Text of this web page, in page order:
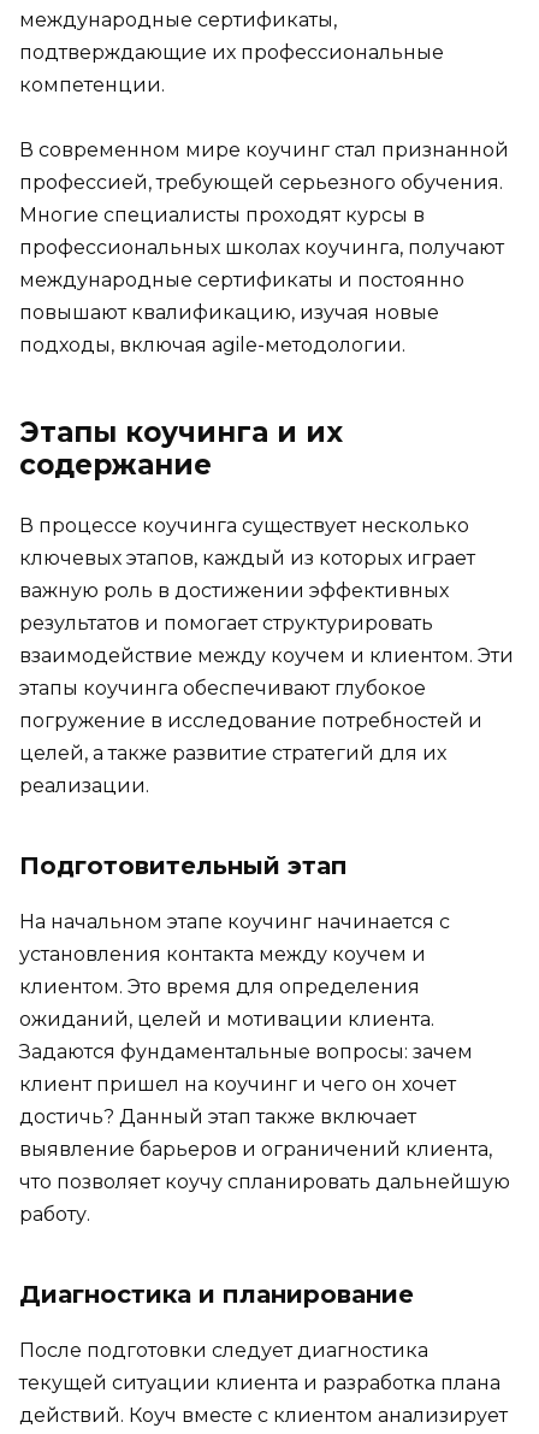
международные сертификаты,
подтверждающие их профессиональные
компетенции.
В современном мире коучинг стал признанной
профессией, требующей серьезного обучения.
Многие специалисты проходят курсы в
профессиональных школах коучинга, получают
международные сертификаты и постоянно
повышают квалификацию, изучая новые
подходы, включая agile-методологии.
Этапы коучинга и их
содержание
В процессе коучинга существует несколько
ключевых этапов, каждый из которых играет
важную роль в достижении эффективных
результатов и помогает структурировать
взаимодействие между коучем и клиентом. Эти
этапы коучинга обеспечивают глубокое
погружение в исследование потребностей и
целей, а также развитие стратегий для их
реализации.
Подготовительный этап
На начальном этапе коучинг начинается с
установления контакта между коучем и
клиентом. Это время для определения
ожиданий, целей и мотивации клиента.
Задаются фундаментальные вопросы: зачем
клиент пришел на коучинг и чего он хочет
достичь? Данный этап также включает
выявление барьеров и ограничений клиента,
что позволяет коучу спланировать дальнейшую
работу.
Диагностика и планирование
После подготовки следует диагностика
текущей ситуации клиента и разработка плана
действий. Коуч вместе с клиентом анализирует